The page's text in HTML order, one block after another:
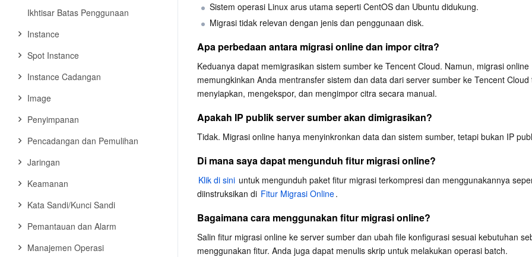
Ikhtisar Batas Penggunaan
Instance
Spot Instance
Instance Cadangan
Image
Penyimpanan
Pencadangan dan Pemulihan
Jaringan
Keamanan
Kata Sandi/Kunci Sandi
Pemantauan dan Alarm
Manajemen Operasi
Sistem operasi Linux arus utama seperti CentOS dan Ubuntu didukung.
Migrasi tidak relevan dengan jenis dan penggunaan disk.
Apa perbedaan antara migrasi online dan impor citra?
Keduanya dapat memigrasikan sistem sumber ke Tencent Cloud. Namun, migrasi online
memungkinkan Anda mentransfer sistem dan data dari server sumber ke Tencent Cloud
menyiapkan, mengekspor, dan mengimpor citra secara manual.
Apakah IP publik server sumber akan dimigrasikan?
Tidak. Migrasi online hanya menyinkronkan data dan sistem sumber, tetapi bukan IP
Di mana saya dapat mengunduh fitur migrasi online?
Klik di sini untuk mengunduh paket fitur migrasi terkompresi dan menggunakannya
diinstruksikan di Fitur Migrasi Online.
Bagaimana cara menggunakan fitur migrasi online?
Salin fitur migrasi online ke server sumber dan ubah file konfigurasi sesuai kebutuhan
menggunakan fitur. Anda juga dapat menulis skrip untuk melakukan operasi batch.